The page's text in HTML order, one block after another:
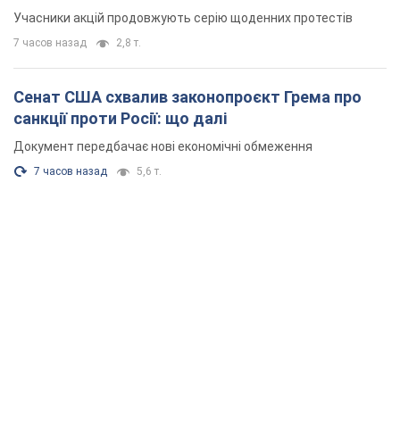
Учасники акцій продовжують серію щоденних протестів
7 часов назад 2,8 т.
Сенат США схвалив законопроєкт Грема про
санкції проти Росії: що далі
Документ передбачає нові економічні обмеження
7 часов назад 5,6 т.